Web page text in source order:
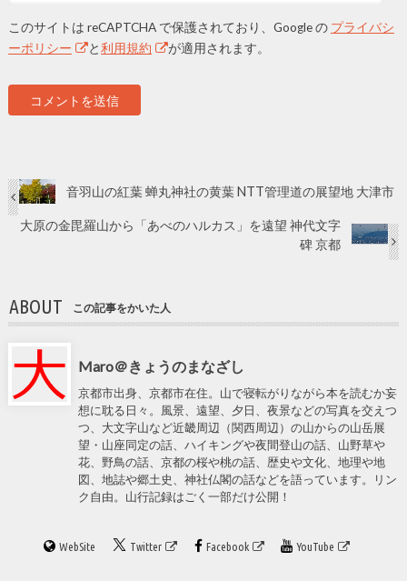
このサイトは reCAPTCHA で保護されており、Google の プライバシ
ーポリシー
と利用規約 が適用されます。
音羽山の紅葉 蝉丸神社の黄葉 NTT管理道の展望地 大津市
大原の金毘羅山から「あべのハルカス」を遠望 神代文字
碑 京都
ABOUT この記事をかいた人
Maro＠きょうのまなざし
京都市出身、京都市在住。山で寝転がりながら本を読むか妄
想に耽る日々。風景、遠望、夕日、夜景などの写真を交えつ
つ、大文字山など近畿周辺（関西周辺）の山からの山岳展
望・山座同定の話、ハイキングや夜間登山の話、山野草や
花、野鳥の話、京都の桜や桃の話、歴史や文化、地理や地
図、地誌や郷土史、神社仏閣の話などを語っています。リン
ク自由。山行記録はごく一部だけ公開！
WebSite Twitter Facebook YouTube